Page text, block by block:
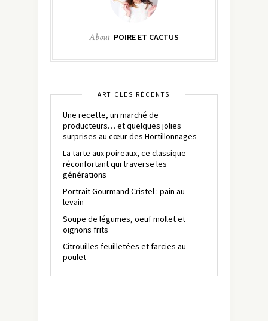
About POIRE ET CACTUS
ARTICLES RÉCENTS
Une recette, un marché de
producteurs… et quelques jolies
surprises au cœur des Hortillonnages
La tarte aux poireaux, ce classique
réconfortant qui traverse les
générations
Portrait Gourmand Cristel : pain au
levain
Soupe de légumes, oeuf mollet et
oignons frits
Citrouilles feuilletées et farcies au
poulet